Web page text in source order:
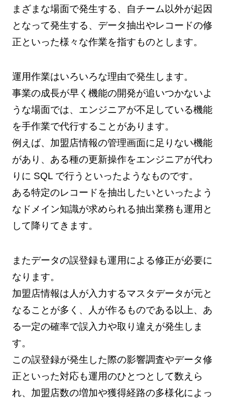
まざまな場面で発生する、自チーム以外が起因
となって発生する、データ抽出やレコードの修
正といった様々な作業を指すものとします。
運用作業はいろいろな理由で発生します。
事業の成長が早く機能の開発が追いつかないよ
うな場面では、エンジニアが不足している機能
を手作業で代行することがあります。
例えば、加盟店情報の管理画面に足りない機能
があり、ある種の更新操作をエンジニアが代わ
りに SQL で行うといったようなものです。
ある特定のレコードを抽出したいといったよう
なドメイン知識が求められる抽出業務も運用と
して降りてきます。
またデータの誤登録も運用による修正が必要に
なります。
加盟店情報は人が入力するマスタデータが元と
なることが多く、人が作るものである以上、あ
る一定の確率で誤入力や取り違えが発生しま
す。
この誤登録が発生した際の影響調査やデータ修
正といった対応も運用のひとつとして数えら
れ、加盟店数の増加や獲得経路の多様化によっ